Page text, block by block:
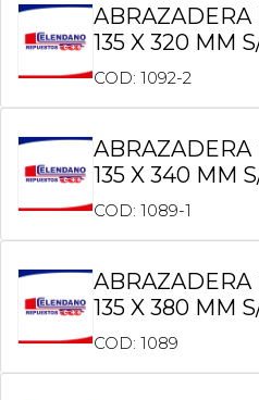
ABRAZADERA
135 X 320 MM
COD: 1092-2
ABRAZADERA
135 X 340 MM
COD: 1089-1
ABRAZADERA
135 X 380 MM
COD: 1089